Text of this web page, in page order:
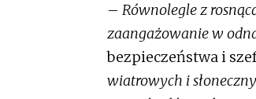
– Równolegle z
zaangażowanie w
bezpieczeństwa i
wiatrowych i